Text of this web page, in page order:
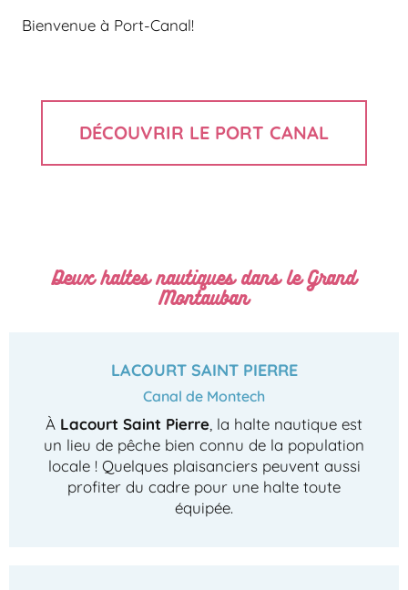
Bienvenue à Port-Canal!
DÉCOUVRIR LE PORT CANAL
Deux haltes nautiques dans le Grand
Montauban
LACOURT SAINT PIERRE
Canal de Montech
À Lacourt Saint Pierre , la halte nautique est
un lieu de pêche bien connu de la population
locale ! Quelques plaisanciers peuvent aussi
profiter du cadre pour une halte toute
équipée.